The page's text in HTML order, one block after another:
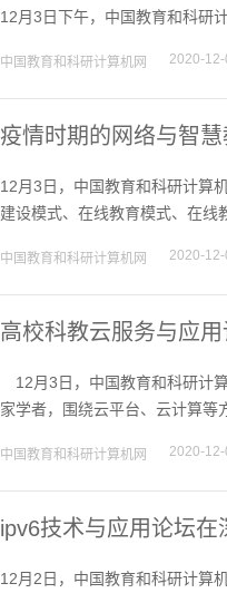
12月3日下午，中国教育和科研
中国教育和科研计算机网 2020-12-
疫情时期的网络与智
12月3日，中国教育和科研计算
建设模式、在线教育模式、在线
中国教育和科研计算机网 2020-12-
高校科教云服务与应
12月3日，中国教育和科研计
家学者，围绕云平台、云计算等
中国教育和科研计算机网 2020-12-
ipv6技术与应用论坛
12月2日，中国教育和科研计算